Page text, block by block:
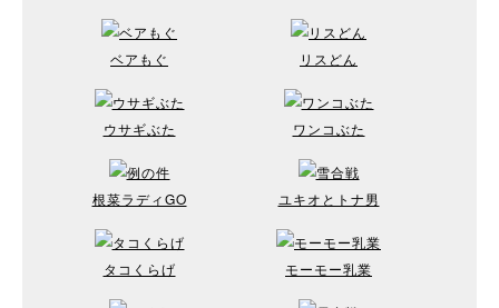
ベアもぐ リスどん
ウサギぶた ワンコぶた
根菜ラディGO ユキオとトナ男
タコくらげ モーモー乳業